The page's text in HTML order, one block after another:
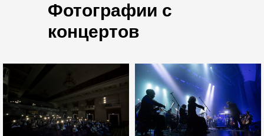
Фотографии с
концертов